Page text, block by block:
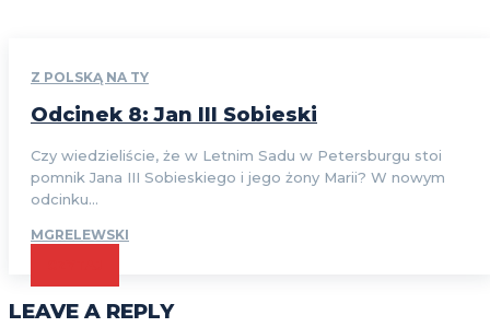
Z POLSKĄ NA TY
Odcinek 8: Jan III Sobieski
Czy wiedzieliście, że w Letnim Sadu w Petersburgu stoi
pomnik Jana III Sobieskiego i jego żony Marii? W nowym
odcinku...
MGRELEWSKI
LEAVE A REPLY